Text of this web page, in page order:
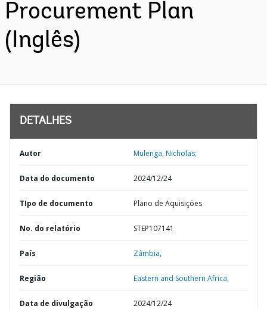
Procurement Plan
(Inglês)
DETALHES
Autor Mulenga, Nicholas;
Data do documento 2024/12/24
TIpo de documento Plano de Aquisições
No. do relatório STEP107141
País Zâmbia,
Região Eastern and Southern Africa,
Data de divulgação 2024/12/24